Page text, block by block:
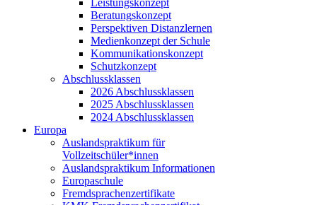
Leistungskonzept
Beratungskonzept
Perspektiven Distanzlernen
Medienkonzept der Schule
Kommunikationskonzept
Schutzkonzept
Abschlussklassen
2026 Abschlussklassen
2025 Abschlussklassen
2024 Abschlussklassen
Europa
Auslandspraktikum für
Vollzeitschüler*innen
Auslandspraktikum Informationen
Europaschule
Fremdsprachenzertifikate